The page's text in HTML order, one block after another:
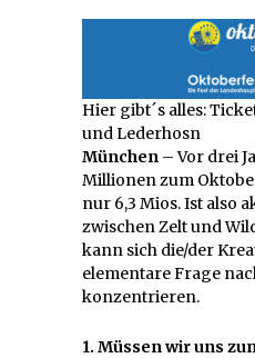
Hier gibt´s alles:
und Lederhosn
München – Vor drei
Millionen zum
nur 6,3 Mios. Ist also
zwischen Zelt und
kann sich die/der
elementare Frage
konzentrieren.
1. Müssen wir uns